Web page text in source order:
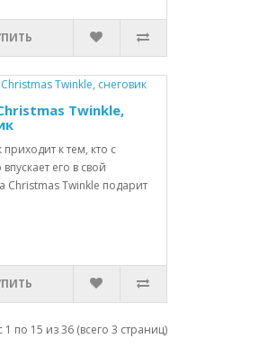
Twinkle,
к тем, кто с
его в свой
Christmas Twinkle подарит
1 по 15 из 36 (всего 3 страниц)